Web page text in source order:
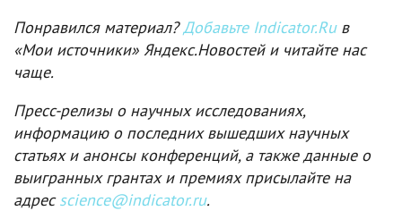
Понравился материал?Добавьте Indicator.Ruв
«Мои источники» Яндекс.Новостей и читайте нас
чаще.
Пресс-релизы о научных исследованиях,
информацию о последних вышедших научных
статьях и анонсы конференций, а также данные о
выигранных грантах и премиях присылайте на
адресscience@indicator.ru.